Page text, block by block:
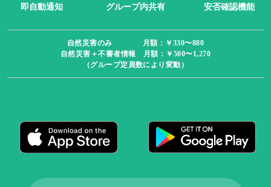
即自動通知 グループ内共有 安否確認機能
自然災害のみ 月額：￥330〜880
自然災害＋不審者情報 月額：￥500〜1,270
（グループ定員数により変動）